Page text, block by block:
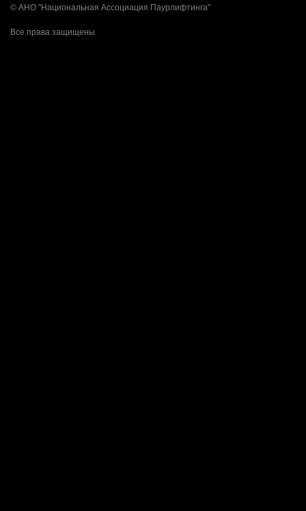
© АНО "Национальная Ассоциация Паурлифтинга"
Все права защищены